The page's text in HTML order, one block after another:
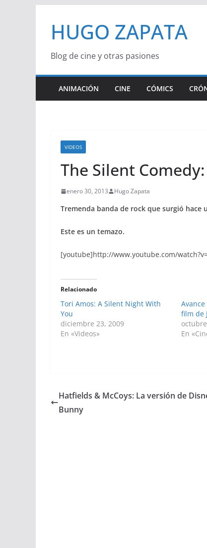
contenido
HUGO ZAPATA
Blog de cine y otras pasiones
ANIMACIÓN CINE CÓMICS
VIDEOS
The Silent
enero 30, 2013 Hugo Zapata
Tremenda banda de rock que surgió hace
Este es un temazo.
[youtube]http://www.youtube.com/
Relacionado
Tori Amos: A Silent Night With
You
diciembre 23, 2009
En «Videos»
film de
En
Hatfields & McCoys: La versión de
Bunny